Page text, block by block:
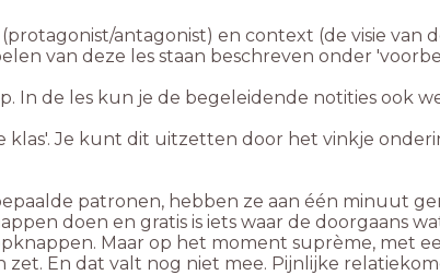
antagonist) en context (de visie van
van deze les staan beschreven onder
In de les kun je de begeleidende notities ook
klas'. Je kunt dit uitzetten door het vinkje
patronen, hebben ze aan één minuut
doen en gratis is iets waar de doorgaans
Maar op het moment suprème, met
zet. En dat valt nog niet mee. Pijnlijke